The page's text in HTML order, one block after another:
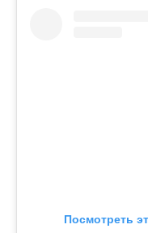
Посмотреть